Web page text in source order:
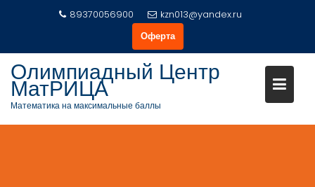
89370056900
kzn013@yandex.ru
Оферта
Олимпиадный Центр
МатРИЦА
Математика на максимальные баллы